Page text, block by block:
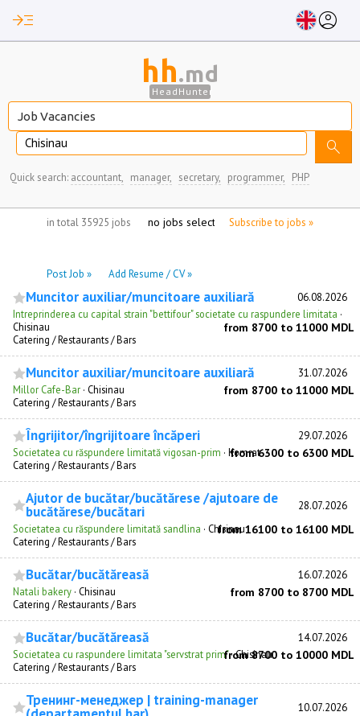
read_more account_circle
hh.md
HeadHunter
Chisinau search
Quick search: accountant, manager, secretary, programmer, PHP
in total 35925 jobs Subscribe to jobs »
no jobs selected
Post Job » Add Resume / CV »
Muncitor auxiliar/muncitoare auxiliară 06.08.2026
Intreprinderea cu capital strain "bettifour" societate cu raspundere limitata ·
Chisinau
from 8700 to 11000 MDL
Catering / Restaurants / Bars
Muncitor auxiliar/muncitoare auxiliară 31.07.2026
Millor Cafe-Bar · Chisinau from 8700 to 11000 MDL
Catering / Restaurants / Bars
Îngrijitor/îngrijitoare încăperi 29.07.2026
Societatea cu răspundere limitată vigosan-prim · Komrat
from 6300 to 6300 MDL
Catering / Restaurants / Bars
Ajutor de bucătar/bucătărese /ajutoare de
bucătărese/bucătari 28.07.2026
Societatea cu răspundere limitată sandlina · Chisinau
from 16100 to 16100 MDL
Catering / Restaurants / Bars
Bucătar/bucătăreasă 16.07.2026
Natali bakery · Chisinau from 8700 to 8700 MDL
Catering / Restaurants / Bars
Bucătar/bucătăreasă 14.07.2026
Societatea cu raspundere limitata "servstrat prim"·Chisinau
from 8700 to 10000 MDL
Catering / Restaurants / Bars
Тренинг-менеджер | training-manager 10.07.2026